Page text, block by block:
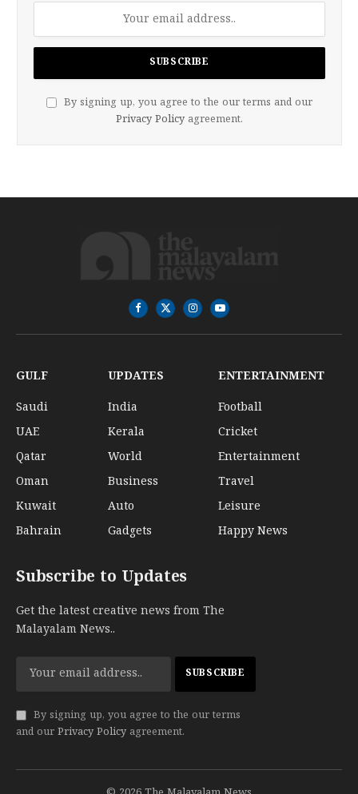
By signing up, you agree to the our terms and our
Privacy Policy agreement.
Facebook
X
(Twitter)
InstagramYouTube
GULF
Saudi
UAE
Qatar
Oman
Kuwait
Bahrain
UPDATES
India
Kerala
World
Business
Auto
Gadgets
ENTERTAINMENT
Football
Cricket
Entertainment
Travel
Leisure
Happy News
Subscribe to Updates
Get the latest creative news from The
Malayalam News..
By signing up, you agree to the our terms
and our Privacy Policy agreement.